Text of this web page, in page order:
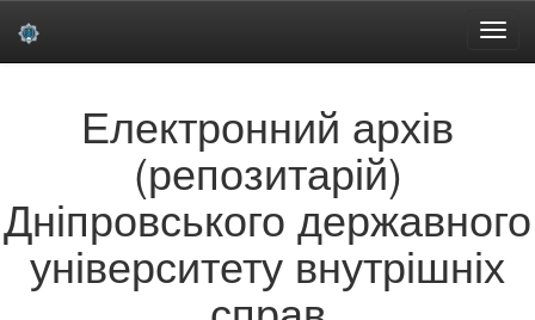
Електронний архів
(репозитарій)
Дніпровського державного
університету внутрішніх